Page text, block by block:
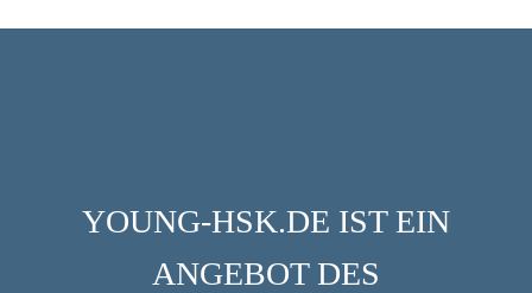
YOUNG-HSK.DE IST EIN
ANGEBOT DES